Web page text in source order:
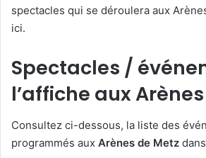
spectacles qui se déroulera aux
ici.
Spectacles /
l’affiche aux
Consultez ci-dessous, la liste des
programmés aux Arènes de Metz